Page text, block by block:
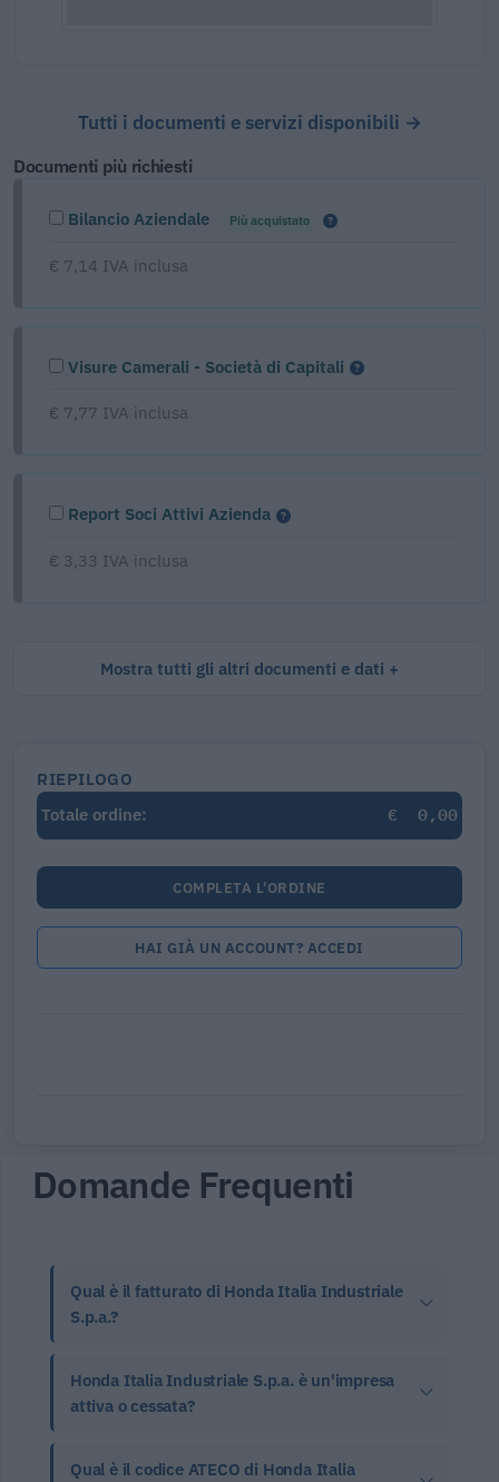
Tutti i documenti e servizi disponibili →
Documenti più richiesti
Bilancio Aziendale Più acquistato
€ 7,14 IVA inclusa
Visure Camerali - Società di Capitali
€ 7,77 IVA inclusa
Report Soci Attivi Azienda
€ 3,33 IVA inclusa
Mostra tutti gli altri documenti e dati
RIEPILOGO
Totale ordine:
€ 0,00
COMPLETA L'ORDINE
HAI GIÀ UN ACCOUNT? ACCEDI
Domande Frequenti
Qual è il fatturato di Honda Italia Industriale
S.p.a.?
Honda Italia Industriale S.p.a. è un'impresa
attiva o cessata?
Qual è il codice ATECO di Honda Italia